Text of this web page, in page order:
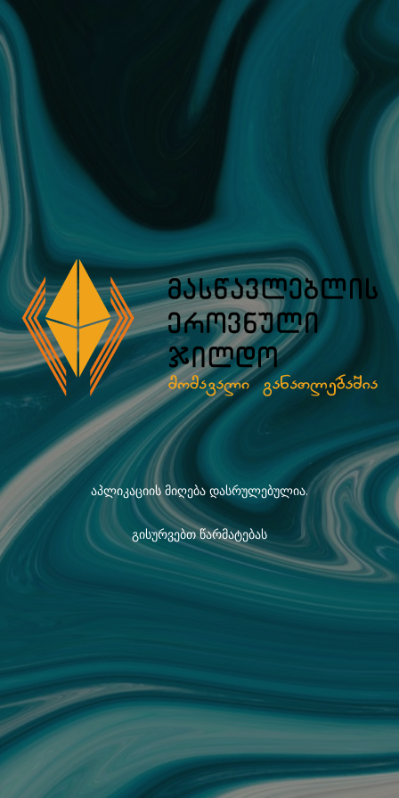
აპლიკაციის მიღება დასრულებულია.
გისურვებთ წარმატებას